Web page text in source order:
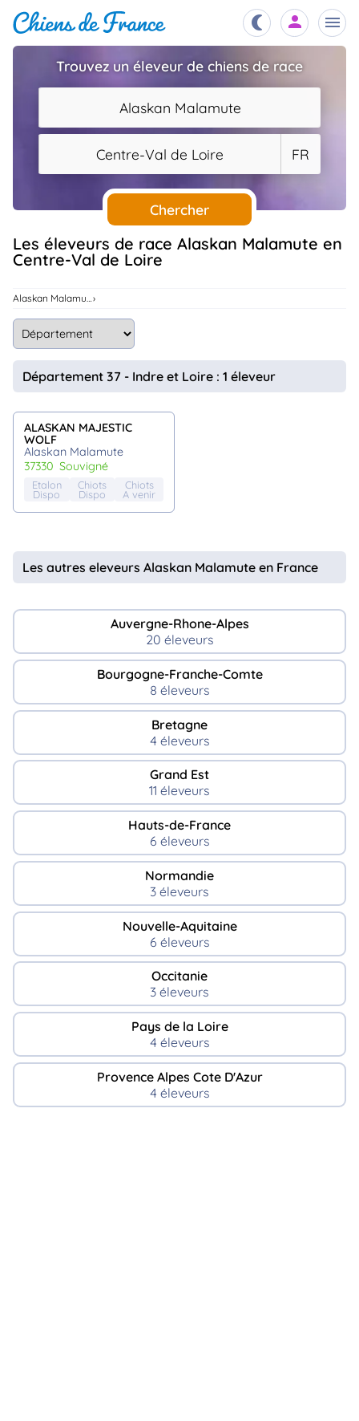
Chiots
Éleveurs
Étalons
Chiens
Services
..
Assurances
Connexion
Trouvez un éleveur de chiens de race
Alaskan Malamute
Centre-Val de Loire FR
Chercher
Les éleveurs de race Alaskan Malamute en
Centre-Val de Loire
Alaskan Malamute
Département 37 - Indre et Loire : 1 éleveur
ALASKAN MAJESTIC
WOLF
Alaskan Malamute
37330
souvigné
Etalon
Dispo
Chiots
Dispo
Chiots
A venir
Les autres eleveurs Alaskan Malamute en France
Auvergne-Rhone-Alpes
20 éleveurs
Bourgogne-Franche-Comte
8 éleveurs
Bretagne
4 éleveurs
Grand Est
11 éleveurs
Hauts-de-France
6 éleveurs
Normandie
3 éleveurs
Nouvelle-Aquitaine
6 éleveurs
Occitanie
3 éleveurs
Pays de la Loire
4 éleveurs
Provence Alpes Cote D'Azur
4 éleveurs